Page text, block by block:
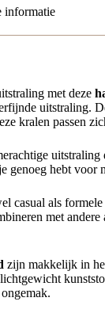
informatie
met deze
uitstraling.
kralen passen
genoeg hebt
casual als
met
zijn makkelijk in